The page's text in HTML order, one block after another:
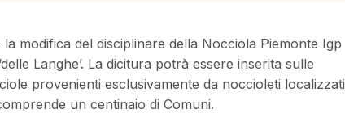
modifica del disciplinare della Nocciola Piemonte Igp
Langhe’. La dicitura potrà essere inserita sulle
provenienti esclusivamente da noccioleti localizzati
un centinaio di Comuni.